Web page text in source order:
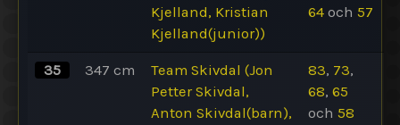
Kjelland, Kristian
Kjelland(junior))
64 och 57
35 347 cm
Team Skivdal (Jon
Petter Skivdal,
Anton Skivdal(barn),
83, 73,
68, 65
och 58